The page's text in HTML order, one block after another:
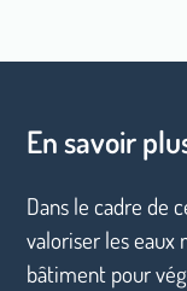
En savoir
Dans le cadre de
valoriser les eaux
bâtiment pour